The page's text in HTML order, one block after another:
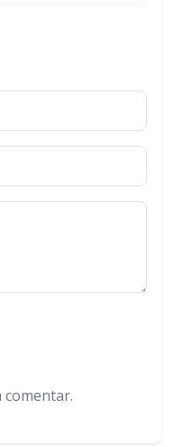
comentar.